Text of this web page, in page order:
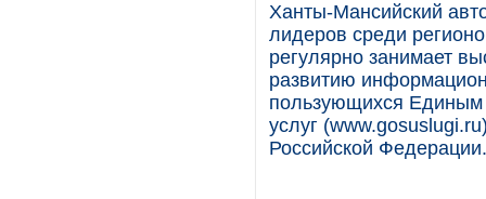
Ханты-Мансийский
лидеров среди
регулярно занимает
развитию
пользующихся Единым
услуг
Российской Федерации.